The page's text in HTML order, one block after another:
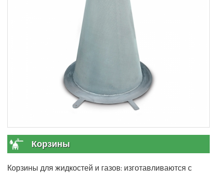
Корзины
Корзины для жидкостей и газов: изготавливаются с